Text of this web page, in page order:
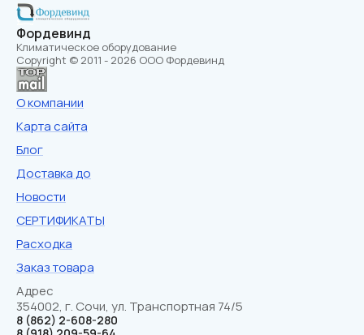
Фордевинд
Климатическое оборудование
Copyright © 2011 - 2026 ООО Фордевинд
О компании
Карта сайта
Блог
Доставка до
Новости
СЕРТИФИКАТЫ
Расходка
Заказ товара
Адрес
354002, г. Сочи, ул. Транспортная 74/5
8 (862) 2-608-280